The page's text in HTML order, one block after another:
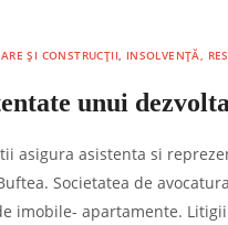
ȘI CONSTRUCȚII, INSOLVENȚĂ,
unui
asigura asistenta si
Societatea de
imobile- apartamente.